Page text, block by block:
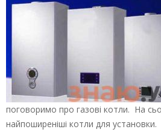
поговоримо про газові котли. На
найпоширеніші котли для установки.